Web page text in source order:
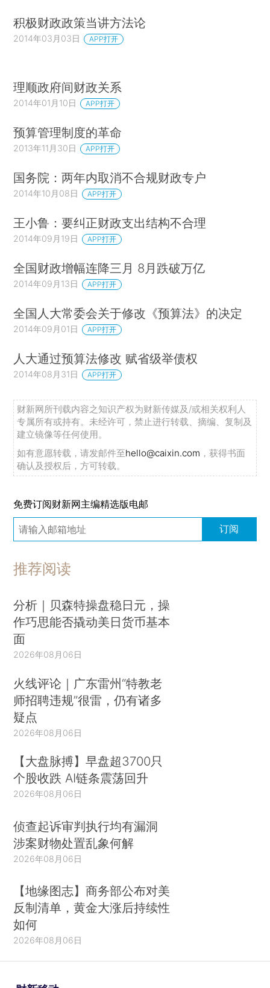
积极财政政策当讲方法论
2014年03月03日 APP打开
理顺政府间财政关系
2014年01月10日 APP打开
预算管理制度的革命
2013年11月30日 APP打开
国务院：两年内取消不合规财政专户
2014年10月08日 APP打开
王小鲁：要纠正财政支出结构不合理
2014年09月19日 APP打开
全国财政增幅连降三月 8月跌破万亿
2014年09月13日 APP打开
全国人大常委会关于修改《预算法》的决定
2014年09月01日 APP打开
人大通过预算法修改 赋省级举债权
2014年08月31日 APP打开
财新网所刊载内容之知识产权为财新传媒及/或相关权利人
专属所有或持有。未经许可，禁止进行转载、摘编、复制及
建立镜像等任何使用。
如有意愿转载，请发邮件至hello@caixin.com ，获得书面
确认及授权后，方可转载。
免费订阅财新网主编精选版电邮
订阅
推荐阅读
分析｜贝森特操盘稳日元，操
作巧思能否撬动美日货币基本
面
2026年08月06日
火线评论｜广东雷州“特教老
师招聘违规”很雷，仍有诸多
疑点
2026年08月06日
【大盘脉搏】早盘超3700只
个股收跌 AI链条震荡回升
2026年08月06日
侦查起诉审判执行均有漏洞
涉案财物处置乱象何解
2026年08月06日
【地缘图志】商务部公布对美
反制清单，黄金大涨后持续性
如何
2026年08月06日